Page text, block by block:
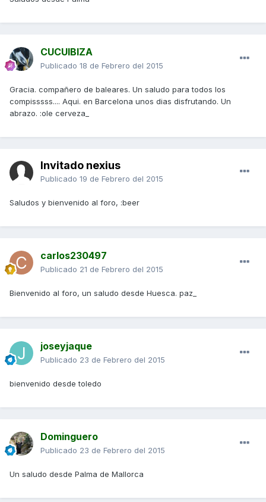
CUCUIBIZA
Publicado 18 de Febrero del 2015
Gracia. compañero de baleares. Un saludo para todos los
compisssss.... Aqui. en Barcelona unos dias disfrutando. Un
abrazo. :ole cerveza_
Invitado nexius
Publicado 19 de Febrero del 2015
Saludos y bienvenido al foro, :beer
carlos230497
Publicado 21 de Febrero del 2015
Bienvenido al foro, un saludo desde Huesca. paz_
joseyjaque
Publicado 23 de Febrero del 2015
bienvenido desde toledo
Dominguero
Publicado 23 de Febrero del 2015
Un saludo desde Palma de Mallorca